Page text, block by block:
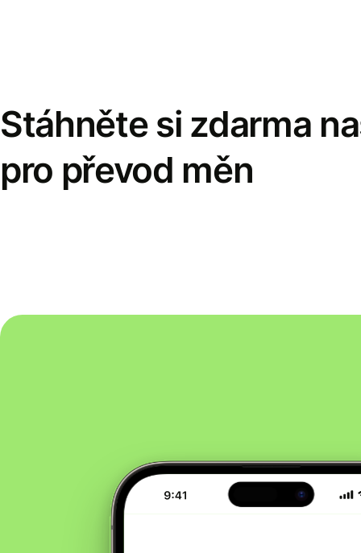
Stáhněte si zdarma
pro převod měn